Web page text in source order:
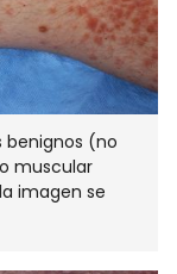
benignos (no
muscular
imagen se